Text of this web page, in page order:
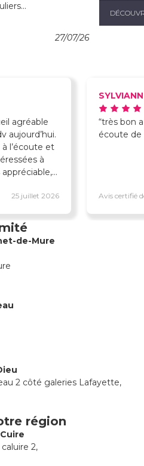
27/07/26
25 juillet 2026
agréable
aujourd’hui.
l’écoute et
à
Avis certifié
très bon accueil
écoute
de-Mure
2 côté galeries Lafayette,
région
2,